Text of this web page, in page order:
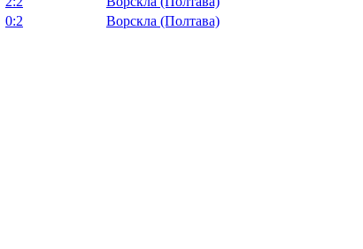
0:2 Ворскла (Полтава)